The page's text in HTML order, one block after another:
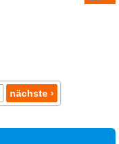
nächste ›